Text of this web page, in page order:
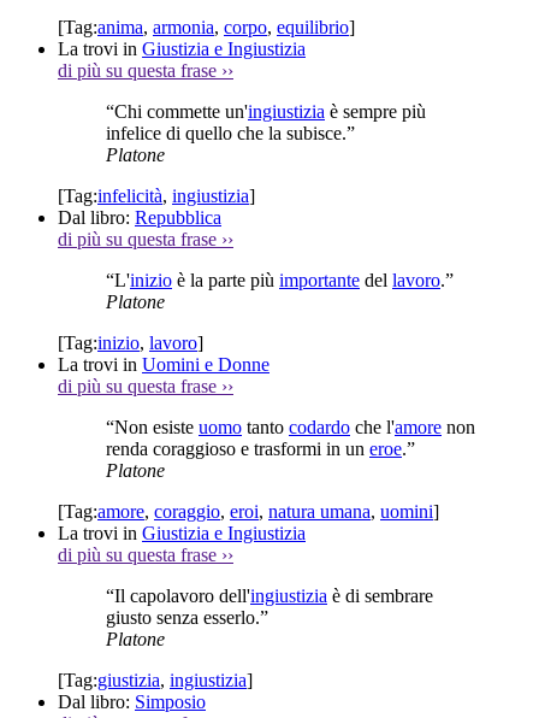
[Tag:anima, armonia, corpo, equilibrio]
La trovi in Giustizia e Ingiustizia
di più su questa frase ››
“Chi commette un'ingiustizia è sempre più
infelice di quello che la subisce.”
Platone
[Tag:infelicità, ingiustizia]
Dal libro: Repubblica
di più su questa frase ››
“L'inizio è la parte più importante del lavoro.”
Platone
[Tag:inizio, lavoro]
La trovi in Uomini e Donne
di più su questa frase ››
“Non esiste uomo tanto codardo che l'amore non
renda coraggioso e trasformi in un eroe.”
Platone
[Tag:amore, coraggio, eroi, natura umana, uomini]
La trovi in Giustizia e Ingiustizia
di più su questa frase ››
“Il capolavoro dell'ingiustizia è di sembrare
giusto senza esserlo.”
Platone
[Tag:giustizia, ingiustizia]
Dal libro: Simposio